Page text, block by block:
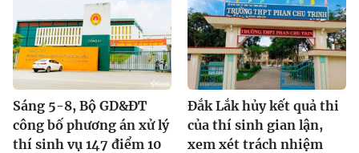
Sáng 5-8, Bộ GD&ĐT
công bố phương án xử lý
thí sinh vụ 147 điểm 10
Đắk Lắk hủy kết quả thi
của thí sinh gian lận,
xem xét trách nhiệm